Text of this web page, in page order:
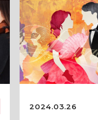
2024.03.26